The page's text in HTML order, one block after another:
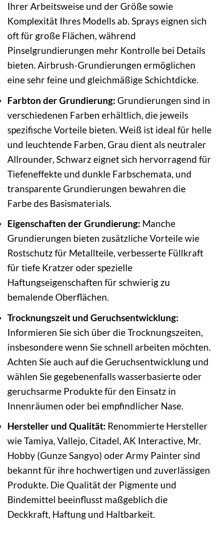
Ihrer Arbeitsweise und der Größe sowie
Komplexität Ihres Modells ab. Sprays eignen sich
oft für große Flächen, während
Pinselgrundierungen mehr Kontrolle bei Details
bieten. Airbrush-Grundierungen ermöglichen
eine sehr feine und gleichmäßige Schichtdicke.
Farbton der Grundierung: Grundierungen sind in
verschiedenen Farben erhältlich, die jeweils
spezifische Vorteile bieten. Weiß ist ideal für helle
und leuchtende Farben, Grau dient als neutraler
Allrounder, Schwarz eignet sich hervorragend für
Tiefeneffekte und dunkle Farbschemata, und
transparente Grundierungen bewahren die
Farbe des Basismaterials.
Eigenschaften der Grundierung: Manche
Grundierungen bieten zusätzliche Vorteile wie
Rostschutz für Metallteile, verbesserte Füllkraft
für tiefe Kratzer oder spezielle
Haftungseigenschaften für schwierig zu
bemalende Oberflächen.
Trocknungszeit und Geruchsentwicklung:
Informieren Sie sich über die Trocknungszeiten,
insbesondere wenn Sie schnell arbeiten möchten.
Achten Sie auch auf die Geruchsentwicklung und
wählen Sie gegebenenfalls wasserbasierte oder
geruchsarme Produkte für den Einsatz in
Innenräumen oder bei empfindlicher Nase.
Hersteller und Qualität: Renommierte Hersteller
wie Tamiya, Vallejo, Citadel, AK Interactive, Mr.
Hobby (Gunze Sangyo) oder Army Painter sind
bekannt für ihre hochwertigen und zuverlässigen
Produkte. Die Qualität der Pigmente und
Bindemittel beeinflusst maßgeblich die
Deckkraft, Haftung und Haltbarkeit.